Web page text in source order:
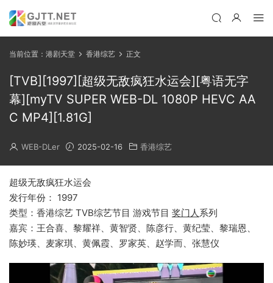
当前位置： 港剧天堂 香港综艺 正文
[TVB][1997][超级无敌疯狂水运会][粤语无字
幕][myTV SUPER WEB-DL 1080P HEVC AA
C MP4][1.81G]
WEB-DLer 2025-02-16 香港综艺
超级无敌疯狂水运会
发行年份： 1997
类型：香港综艺 TVB综艺节目 游戏节目 奖门人系列
嘉宾：王合喜、黎耀祥、黄智贤、陈彦行、黄纪莹、黎瑞恩、
陈妙瑛、麦家琪、黄佩霞、罗家英、赵学而、张慧仪